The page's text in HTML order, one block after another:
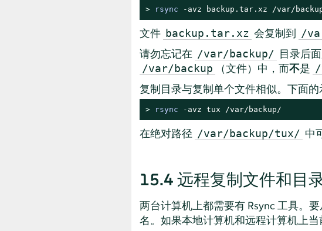
> rsync -avz backup.tar.xz /var/
文件 backup.tar.xz 会复制到 /
请勿忘记在 /var/backup/ 目录后
/var/backup （文件）中，而不是 /
复制目录与复制单个文件相似。下面
> rsync -avz tux /var/backup/
在绝对路径 /var/backup/tux/ 中
15.4 远程复制文件和目
两台计算机上都需要有 Rsync 工具。
名。如果本地计算机和远程计算机上